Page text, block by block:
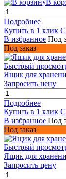
В
Подробнее
Купить в 1 клик
В избранное Под
Под заказ
Быстрый
Ящик для
Запросить цену
Подробнее
Купить в 1 клик
В избранное Под
Под заказ
Быстрый
Ящик для
Запросить цену